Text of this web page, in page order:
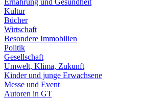
Kultur
Bücher
Wirtschaft
Besondere Immobilien
Politik
Gesellschaft
Umwelt, Klima, Zukunft
Kinder und junge Erwachsene
Messe und Event
Autoren in GT